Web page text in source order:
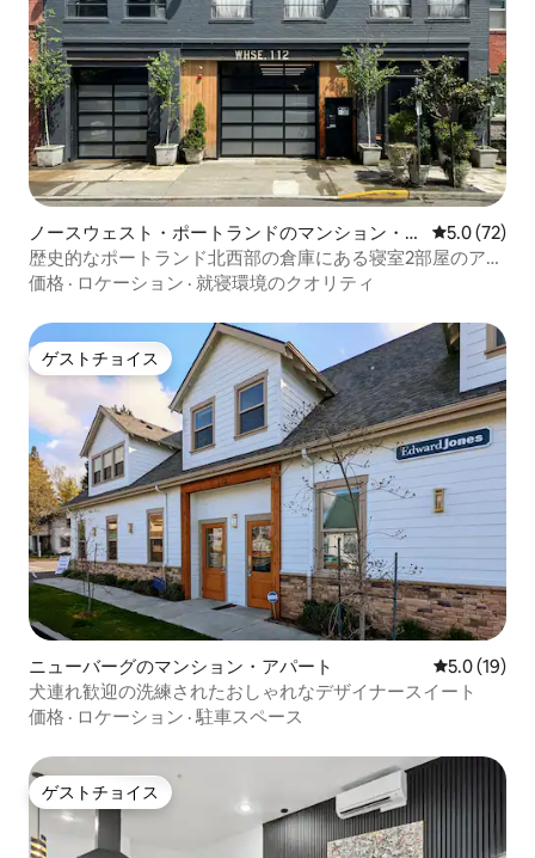
ノースウェスト・ポートランドのマンション・ア
パート
レビュー72
5.0 (72)
歴史的なポートランド北西部の倉庫にある寝室2部屋のアパ
ート
価格 · ロケーション · 就寝環境のクオリティ
ゲストチョイス
ゲストチョイス
ニューバーグのマンション・アパート レビュー19
5.0 (19)
犬連れ歓迎の洗練されたおしゃれなデザイナースイート
価格 · ロケーション ·駐車スペース
ゲストチョイス
ゲストチョイス